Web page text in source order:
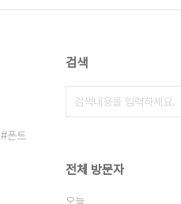
폰트
검색
전체 방문자
오늘